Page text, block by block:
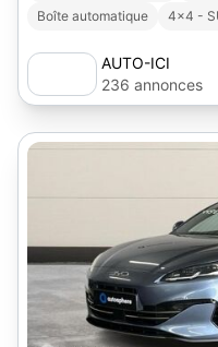
Boîte automatique
4x4 -
AUTO-ICI
236 annonces